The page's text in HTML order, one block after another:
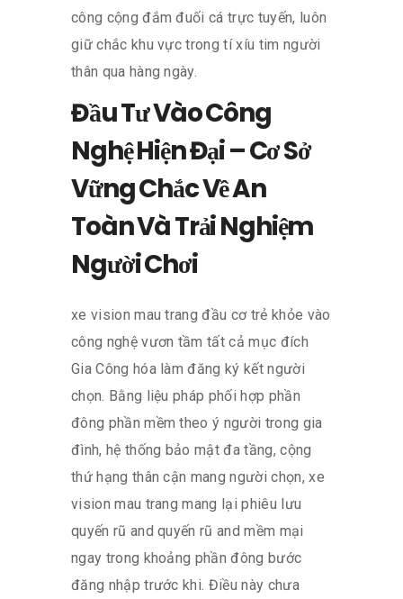
công cộng đắm đuối cá trực tuyến, luôn
giữ chắc khu vực trong tí xíu tim người
thân qua hàng ngày.
Đầu Tư Vào Công
Nghệ Hiện Đại – Cơ Sở
Vững Chắc Về An
Toàn Và Trải Nghiệm
Người Chơi
xe vision mau trang đầu cơ trẻ khỏe vào
công nghệ vươn tầm tất cả mục đích
Gia Công hóa làm đăng ký kết người
chọn. Bằng liệu pháp phối hợp phần
đông phần mềm theo ý người trong gia
đình, hệ thống bảo mật đa tầng, cộng
thứ hạng thân cận mang người chọn, xe
vision mau trang mang lại phiêu lưu
quyến rũ and quyến rũ and mềm mại
ngay trong khoảng phần đông bước
đăng nhập trước khi. Điều này chưa